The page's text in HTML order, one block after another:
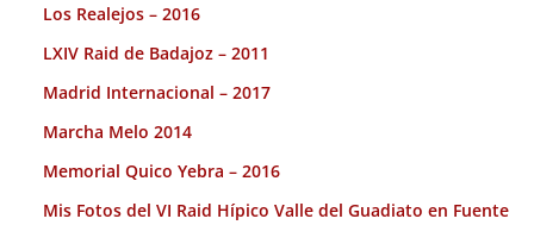
Los Realejos – 2016
LXIV Raid de Badajoz – 2011
Madrid Internacional – 2017
Marcha Melo 2014
Memorial Quico Yebra – 2016
Mis Fotos del VI Raid Hípico Valle del Guadiato en Fuente